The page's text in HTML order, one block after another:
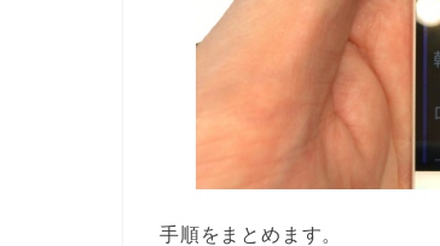
手順をまとめます。